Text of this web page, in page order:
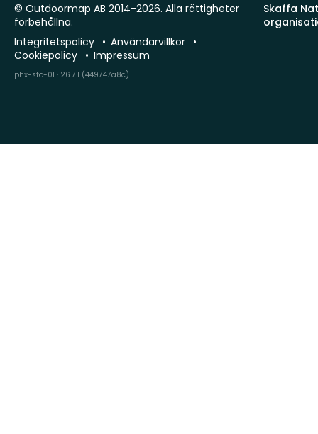
Skaffa
© Outdoormap AB 2014-2026. Alla rättigheter
förbehållna.
Integritetspolicy
Användarvillkor
Cookiepolicy
Impressum
phx-sto-01 · 26.7.1 (449747a8c)